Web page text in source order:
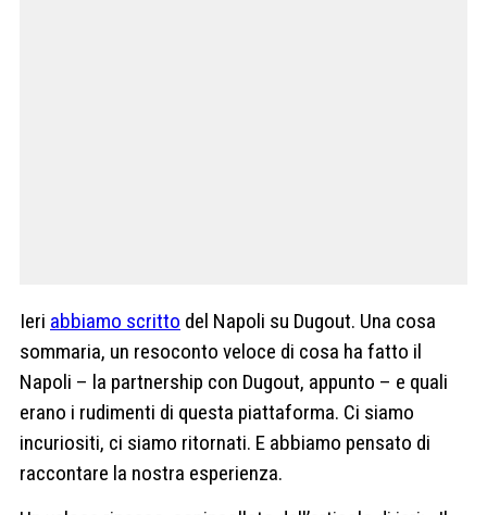
Ieri abbiamo scritto del Napoli su Dugout. Una cosa
sommaria, un resoconto veloce di cosa ha fatto il
Napoli – la partnership con Dugout, appunto – e quali
erano i rudimenti di questa piattaforma. Ci siamo
incuriositi, ci siamo ritornati. E abbiamo pensato di
raccontare la nostra esperienza.